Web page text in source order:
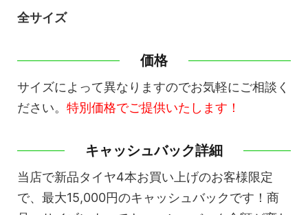
全サイズ
価格
サイズによって異なりますのでお気軽にご相談く
ださい。 特別価格でご提供いたします！
キャッシュバック詳細
当店で新品タイヤ4本お買い上げのお客様限定
で、最大15,000円のキャッシュバックです！商